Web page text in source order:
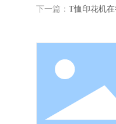
下一篇： T恤印花机